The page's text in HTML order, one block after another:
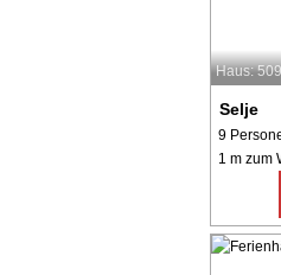
Haus:
Selje
9
1 m zum